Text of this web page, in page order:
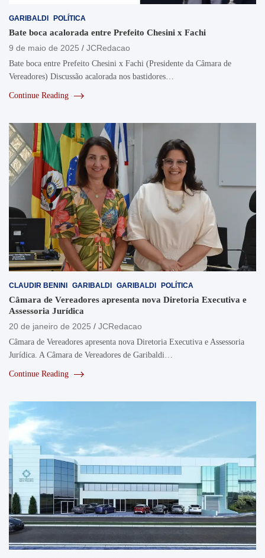
GARIBALDI POLÍTICA
Bate boca acalorada entre Prefeito Chesini x Fachi
9 de maio de 2025
JCRedacao
Bate boca entre Prefeito Chesini x Fachi (Presidente da Câmara de
Vereadores) Discussão acalorada nos bastidores…
Continue Reading
CLAUDIR BENINI GARIBALDI GARIBALDI POLÍTICA
Câmara de Vereadores apresenta nova Diretoria Executiva e
Assessoria Jurídica
20 de janeiro de 2025
JCRedacao
Câmara de Vereadores apresenta nova Diretoria Executiva e Assessoria
Jurídica. A Câmara de Vereadores de Garibaldi…
Continue Reading